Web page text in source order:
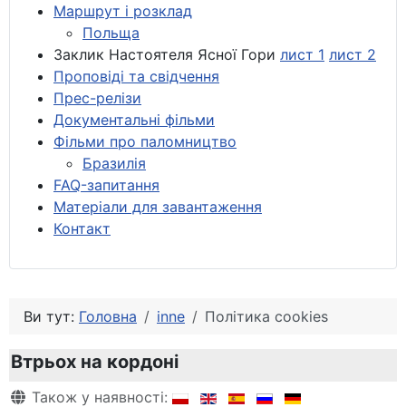
Маршрут і розклад
Польща
Заклик Настоятеля Ясної Гори лист 1 лист 2
Проповіді та свідчення
Прес-релізи
Документальні фільми
Фільми про паломництво
Бразилія
FAQ-запитання
Матеріали для завантаження
Контакт
Ви тут: Головна inne Політика cookies
Втрьох на кордоні
Деталі
Також у наявності: